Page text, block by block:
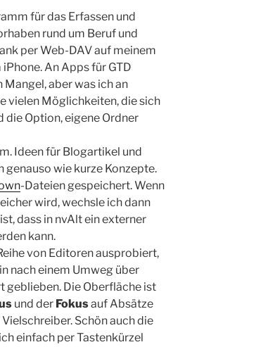
für das Erfassen und
rund um Beruf und
per Web-DAV auf meinem
An Apps für GTD
aber was ich an
vielen Möglichkeiten, die sich
Option, eigene Ordner
Ideen für Blogartikel und
genauso wie kurze Konzepte.
-Dateien gespeichert. Wenn
wird, wechsle ich dann
dass in nvAlt ein externer
kann.
von Editoren ausprobiert,
nach einem Umweg über
geblieben. Die Oberfläche ist
und der Fokusauf Absätze
Schön auch die
einfach per Tastenkürzel